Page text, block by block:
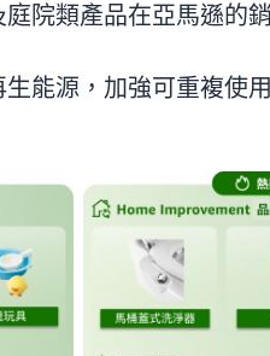
院類產品在亞馬遜的
能源，加強可重複使